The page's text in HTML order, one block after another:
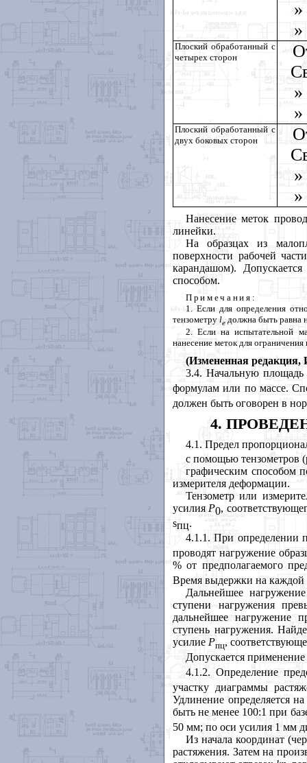
Плоский обработанный с
четырех сторон
Плоский обработанный с
двух боковых сторон
Нанесение меток
линейки.
На образцах из
поверхности рабочей
карандашом).
способом.
Примечания:
1 . Если для определения
тензометруle должна быть равна
2. Если на испытательной
нанесение меток для
(Измененная
3.4. Начальную площадь
формулам или по массе.
должен быть оговорен в
4.
4.1 . Предел
с помощью тензометров
графическим способом
измерителя деформации.
Тензометр или
усилия P0,
sпц.
4.1.1. При определении
проводят нагружение
% от предполагаемого
Время выдержки на каждой
Дальнейшее
ступени нагружения
дальнейшее нагружение
ступень нагружения.
усилие Рпц,
Допускается
4.1.2. Определение
участку диаграммы
Удлинение определяется
быть не менее 100:1 при
50 мм; по оси усилия 1 мм
Из начала координат
растяжения. Затем на